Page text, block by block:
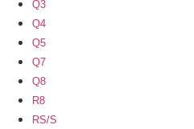
Q3
Q4
Q5
Q7
Q8
R8
RS/S